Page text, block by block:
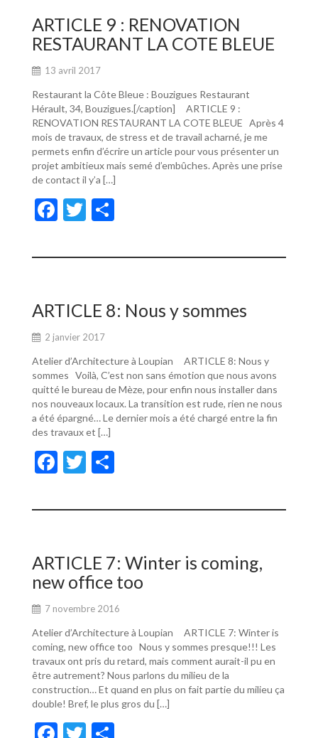
o
o
k
er
ARTICLE 9 : RENOVATION
RESTAURANT LA COTE BLEUE
13 avril 2017
Restaurant la Côte Bleue : Bouzigues Restaurant
Hérault, 34, Bouzigues.[/caption] ARTICLE 9 :
RENOVATION RESTAURANT LA COTE BLEUE Après 4
mois de travaux, de stress et de travail acharné, je me
permets enfin d’écrire un article pour vous présenter un
projet ambitieux mais semé d’embûches. Après une prise
de contact il y’a […]
F
e
o
o
k
T
itt ta
er
ARTICLE 8: Nous y sommes
2 janvier 2017
Atelier d’Architecture à Loupian ARTICLE 8: Nous y
sommes Voilà, C’est non sans émotion que nous avons
quitté le bureau de Mèze, pour enfin nous installer dans
nos nouveaux locaux. La transition est rude, rien ne nous
a été épargné… Le dernier mois a été chargé entre la fin
des travaux et […]
F
e
o
o
k
T
itt ta
er
ARTICLE 7: Winter is coming,
new office too
7 novembre 2016
Atelier d’Architecture à Loupian ARTICLE 7: Winter is
coming, new office too Nous y sommes presque!!! Les
travaux ont pris du retard, mais comment aurait-il pu en
être autrement? Nous parlons du milieu de la
construction… Et quand en plus on fait partie du milieu ça
double! Bref, le plus gros du […]